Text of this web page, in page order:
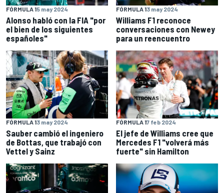
FÓRMULA 15 may 2024
Alonso habló con la FIA "por
el bien de los siguientes
españoles"
FÓRMULA 13 may 2024
Williams F1 reconoce
conversaciones con Newey
para un reencuentro
FÓRMULA 13 may 2024
Sauber cambió el ingeniero
de Bottas, que trabajó con
Vettel y Sainz
FÓRMULA 17 feb 2024
El jefe de Williams cree que
Mercedes F1 "volverá más
fuerte" sin Hamilton